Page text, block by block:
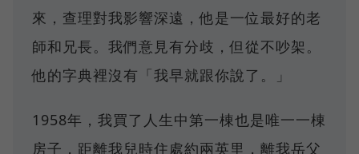
來，查理對我影響深遠，他是一位最好的老
師和兄長。我們意見有分歧，但從不吵架。
他的字典裡沒有「我早就跟你說了。」
1958年，我買了人生中第一棟也是唯一一棟
房子，距離我兒時住處約兩英里，離我岳父